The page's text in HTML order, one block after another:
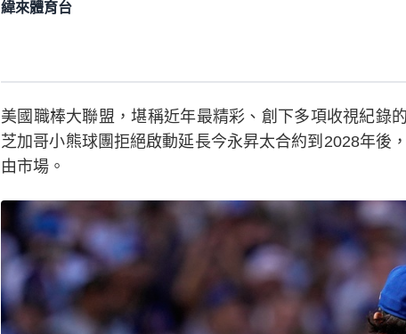
緯來體育台
美國職棒大聯盟，堪稱近年最精彩、創下多項收視紀錄
芝加哥小熊球團拒絕啟動延長今永昇太合約到2028年後
由市場。